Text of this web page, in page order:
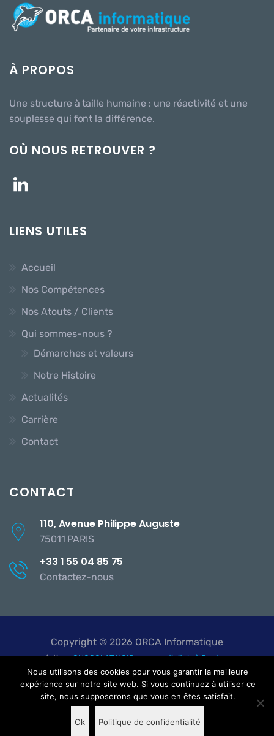
À PROPOS
Une structure à taille humaine : une réactivité et une
souplesse qui font la différence.
OÙ NOUS RETROUVER ?
LIENS UTILES
Accueil
Nos Compétences
Nos Atouts / Clients
Qui sommes-nous ?
Démarches et valeurs
Notre Histoire
Actualités
Carrière
Contact
CONTACT
110, Avenue Philippe Auguste
75011 PARIS
+33 1 55 04 85 75
Contactez-nous
Copyright © 2026 ORCA Informatique
création :CHOCOLAT NOIR, agence digitale à Bordeaux
Nous utilisons des cookies pour vous garantir la meilleure
expérience sur notre site web. Si vous continuez à utiliser ce
site, nous supposerons que vous en êtes satisfait.
Ok Politique de confidentialité